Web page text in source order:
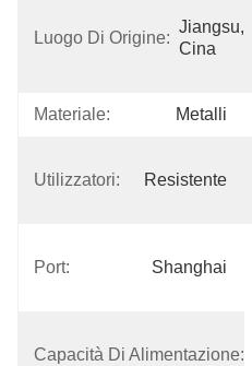
Luogo Di Origine:
Jiangsu,
Cina
Materiale: Metalli
Utilizzatori: Resistente
Port: Shanghai
Capacità Di Alimentazione: